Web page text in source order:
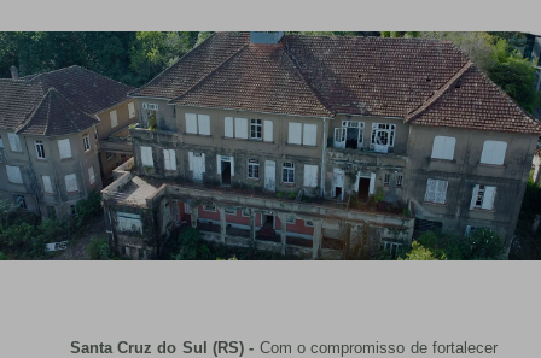
Santa Cruz do Sul (RS) - Com o compromisso de fortalecer